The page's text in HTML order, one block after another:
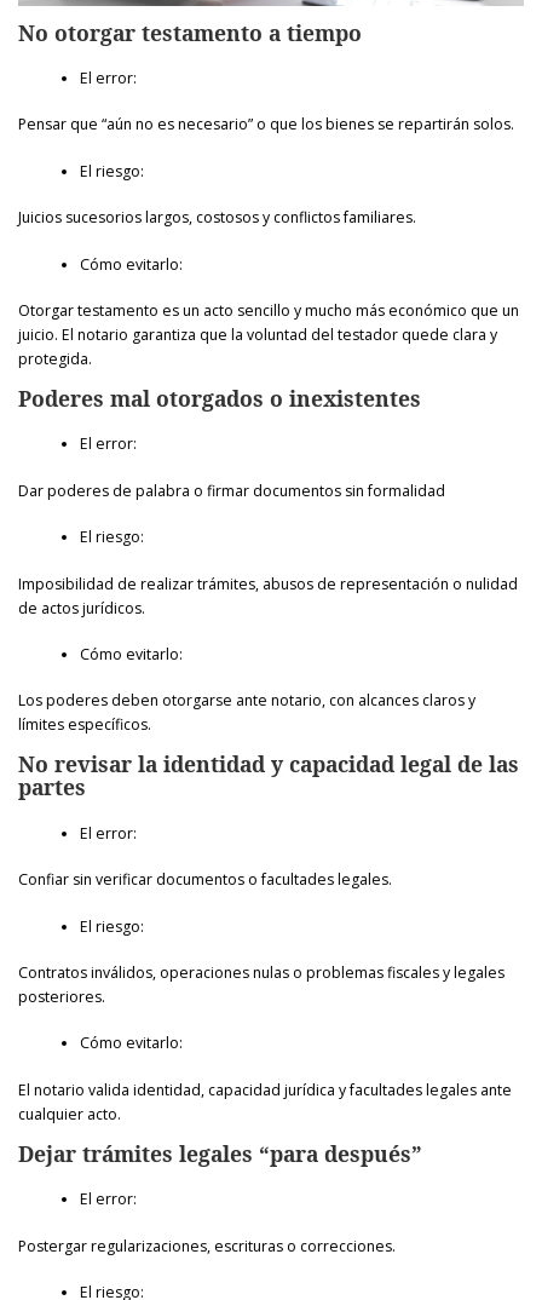
No otorgar testamento a tiempo
El error:
Pensar que “aún no es necesario” o que los bienes se repartirán solos.
El riesgo:
Juicios sucesorios largos, costosos y conflictos familiares.
Cómo evitarlo:
Otorgar testamento es un acto sencillo y mucho más económico que un
juicio. El notario garantiza que la voluntad del testador quede clara y
protegida.
Poderes mal otorgados o inexistentes
El error:
Dar poderes de palabra o firmar documentos sin formalidad
El riesgo:
Imposibilidad de realizar trámites, abusos de representación o nulidad
de actos jurídicos.
Cómo evitarlo:
Los poderes deben otorgarse ante notario, con alcances claros y
límites específicos.
No revisar la identidad y capacidad legal de las
partes
El error:
Confiar sin verificar documentos o facultades legales.
El riesgo:
Contratos inválidos, operaciones nulas o problemas fiscales y legales
posteriores.
Cómo evitarlo:
El notario valida identidad, capacidad jurídica y facultades legales ante
cualquier acto.
Dejar trámites legales “para después”
El error:
Postergar regularizaciones, escrituras o correcciones.
El riesgo: